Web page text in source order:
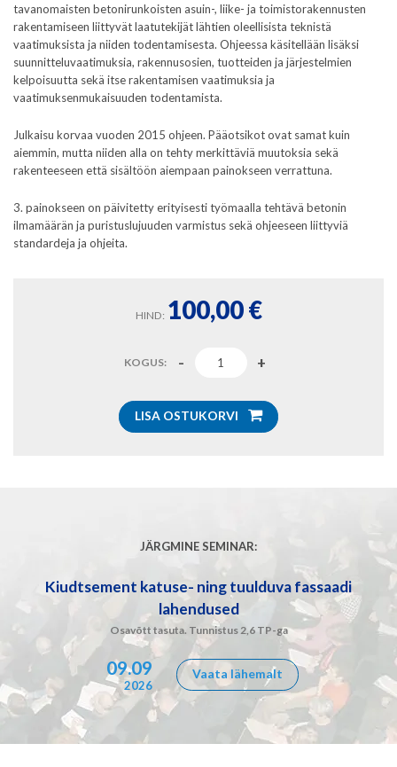
tavanomaisten betonirunkoisten asuin-, liike- ja toimistorakennusten
rakentamiseen liittyvät laatutekijät lähtien oleellisista teknistä
vaatimuksista ja niiden todentamisesta. Ohjeessa käsitellään lisäksi
suunnitteluvaatimuksia, rakennusosien, tuotteiden ja järjestelmien
kelpoisuutta sekä itse rakentamisen vaatimuksia ja
vaatimuksenmukaisuuden todentamista.
Julkaisu korvaa vuoden 2015 ohjeen. Pääotsikot ovat samat kuin
aiemmin, mutta niiden alla on tehty merkittäviä muutoksia sekä
rakenteeseen että sisältöön aiempaan painokseen verrattuna.
3. painokseen on päivitetty erityisesti työmaalla tehtävä betonin
ilmamäärän ja puristuslujuuden varmistus sekä ohjeeseen liittyviä
standardeja ja ohjeita.
HIND: 100,00€
KOGUS:
LISA OSTUKORVI
JÄRGMINE SEMINAR:
Kiudtsement katuse- ning tuulduva fassaadi
lahendused
Osavõtt tasuta. Tunnistus 2,6 TP-ga
09.09
2026
Vaata lähemalt